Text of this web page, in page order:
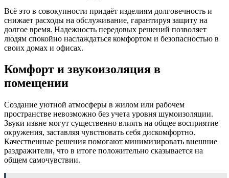
Всё это в совокупности придаёт изделиям долговечность и
снижает расходы на обслуживание, гарантируя защиту на
долгое время. Надежность передовых решений позволяет
людям спокойно наслаждаться комфортом и безопасностью в
своих домах и офисах.
Комфорт и звукоизоляция в
помещении
Создание уютной атмосферы в жилом или рабочем
пространстве невозможно без учета уровня шумоизоляции.
Звуки извне могут существенно влиять на общее восприятие
окружения, заставляя чувствовать себя дискомфортно.
Качественные решения помогают минимизировать внешние
раздражители, что в итоге положительно сказывается на
общем самочувствии.